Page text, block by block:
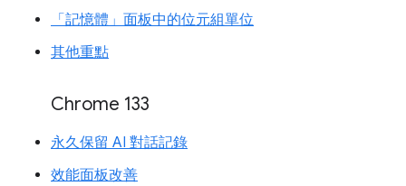
「記憶體」面板中的位元組單位
其他重點
Chrome 133
永久保留 AI 對話記錄
效能面板改善